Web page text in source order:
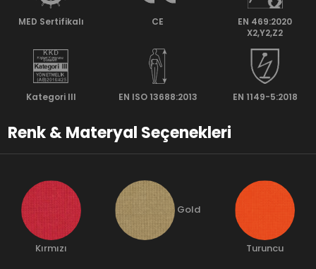
MED Sertifikalı CE
EN 469:2020
X2,Y2,Z2
Kategori lll EN ISO 13688:2013 EN 1149-5:2018
Renk & Materyal Seçenekleri
Kırmızı
Gold
Turuncu